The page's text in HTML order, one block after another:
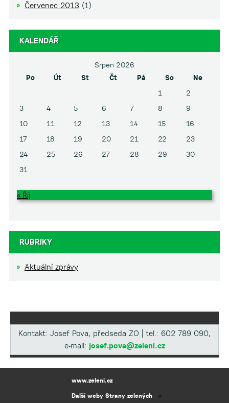
Červenec 2013 (1)
KALENDÁŘ
Srpen 2026
Po
Út St Čt Pá So
Ne
1
2
3
4 5 6 7 8
9
10
11 12 13 14 15
16
17
18 19 20 21 22
23
24
25 26 27 28 29
30
31
« Říj
RUBRIKY
Aktuální zprávy
Kontakt: Josef Pova, předseda ZO | tel.: 602 789 090,
e-mail: josef.pova@zeleni.cz
www.zeleni.cz
Další weby Strany zelených
▼